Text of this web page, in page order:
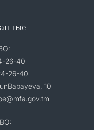
26-40
26-40
10